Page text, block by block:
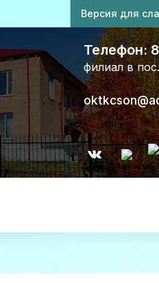
Версия для
Телефон:
филиал в